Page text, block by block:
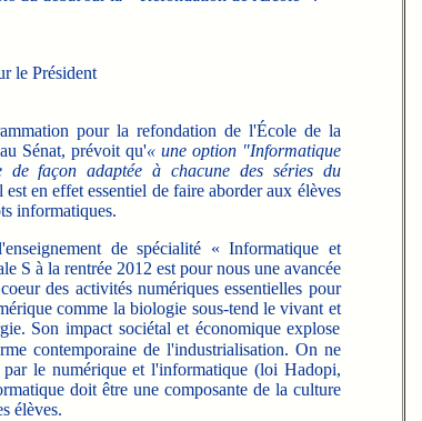
le Président
pour la refondation de l'École de la
Sénat, prévoit qu'« une option "Informatique
de façon adaptée à chacune des séries du
est en effet essentiel de faire aborder aux élèves
informatiques.
de spécialité « Informatique et
S à la rentrée 2012 est pour nous une avancée
des activités numériques essentielles pour
comme la biologie sous-tend le vivant et
Son impact sociétal et économique explose
contemporaine de l'industrialisation. On ne
par le numérique et l'informatique (loi Hadopi,
doit être une composante de la culture
élèves.